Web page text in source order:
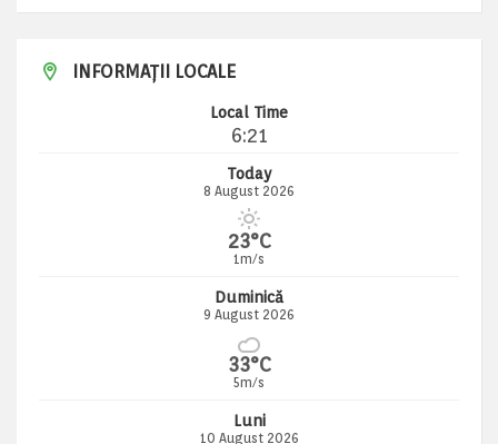
INFORMAȚII LOCALE
Local Time
6:21
Today
8 August 2026
23°C
1m/s
Duminică
9 August 2026
33°C
5m/s
Luni
10 August 2026